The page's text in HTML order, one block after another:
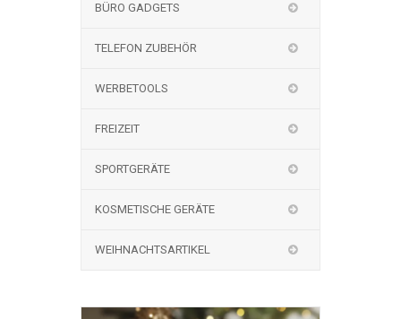
BÜRO GADGETS
TELEFON ZUBEHÖR
WERBETOOLS
FREIZEIT
SPORTGERÄTE
KOSMETISCHE GERÄTE
WEIHNACHTSARTIKEL